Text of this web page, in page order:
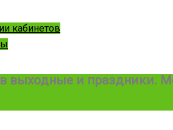
кабинетов
выходные и праздники.